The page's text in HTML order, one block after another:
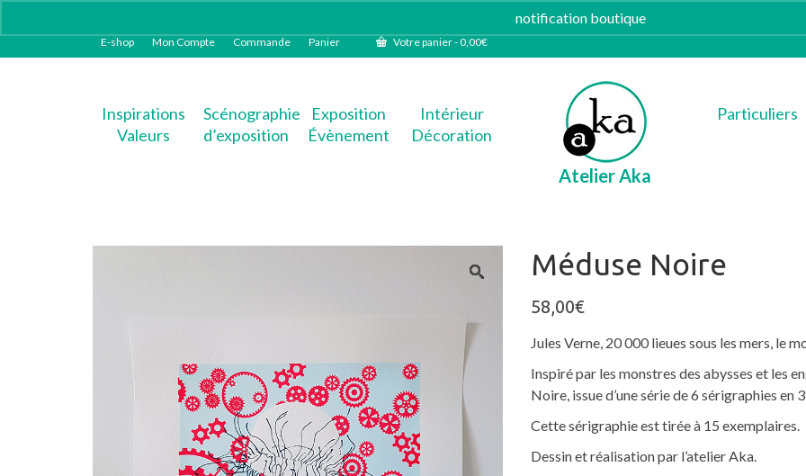
notification boutique
E-shop Mon Compte Commande Panier Votre panier-0,00€
Inspirations
Valeurs
Scénographie
d’exposition
Exposition
Évènement
Intérieur
Décoration
Atelier Aka
Particuliers
Méduse Noire
58,00€
Jules Verne, 20 000 lieues sous les mers, le
Inspiré par les monstres des abysses et les
Noire, issue d’une série de 6 sérigraphies en
Cette sérigraphie est tirée à 15 exemplaires.
Dessin et réalisation par l’atelier Aka.